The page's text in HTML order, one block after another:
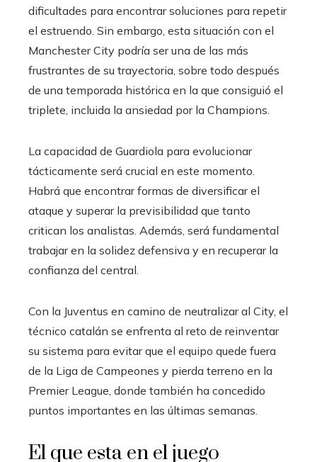
dificultades para encontrar soluciones para repetir
el estruendo. Sin embargo, esta situación con el
Manchester City podría ser una de las más
frustrantes de su trayectoria, sobre todo después
de una temporada histórica en la que consiguió el
triplete, incluida la ansiedad por la Champions.
La capacidad de Guardiola para evolucionar
tácticamente será crucial en este momento.
Habrá que encontrar formas de diversificar el
ataque y superar la previsibilidad que tanto
critican los analistas. Además, será fundamental
trabajar en la solidez defensiva y en recuperar la
confianza del central.
Con la Juventus en camino de neutralizar al City, el
técnico catalán se enfrenta al reto de reinventar
su sistema para evitar que el equipo quede fuera
de la Liga de Campeones y pierda terreno en la
Premier League, donde también ha concedido
puntos importantes en las últimas semanas.
El que esta en el juego